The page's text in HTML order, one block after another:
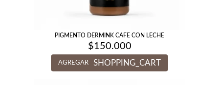
PIGMENTO DERMINK CAFE CON LECHE
$150.000
AGREGAR SHOPPING_CART